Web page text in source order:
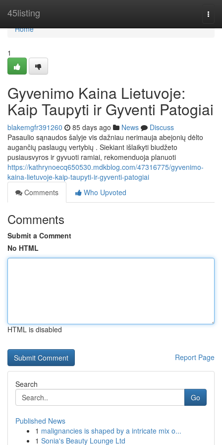
45listing
Home
Home
1
Gyvenimo Kaina Lietuvoje:
Kaip Taupyti ir Gyventi Patogiai
blakemgfr391260 85 days ago News
Discuss
Pasaulio sąnaudos šalyje vis dažniau nerimauja abejonių dėlto
augančių paslaugų vertybių . Siekiant išlaikyti biudžeto
pusiausvyros ir gyvuoti ramiai, rekomenduoja planuoti
https://kathrynoecq650530.mdkblog.com/47316775/gyvenimo-
kaina-lietuvoje-kaip-taupyti-ir-gyventi-patogiai
Comments
Who Upvoted
Comments
Submit a Comment
No HTML
HTML is disabled
Report Page
Search
Go
Published News
1 malignancies is shaped by a intricate mix o...
1 Sonia's Beauty Lounge Ltd